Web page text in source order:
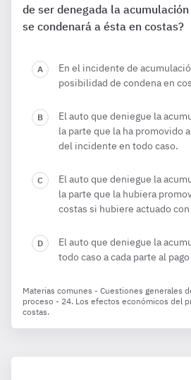
de ser denegada la
se condenará a ésta en costas?
En el incidente de
posibilidad de condena en
El auto que deniegue la
la parte que la ha promovido
del incidente en todo caso.
El auto que deniegue la
la parte que la hubiera
costas si hubiere actuado
El auto que deniegue la
todo caso a cada parte al
Materias comunes - Cuestiones generales
proceso - 24. Los efectos económicos del
costas.